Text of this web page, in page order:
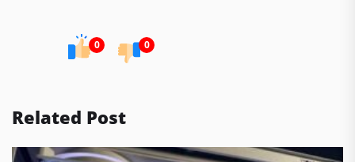
0 0
Related Post